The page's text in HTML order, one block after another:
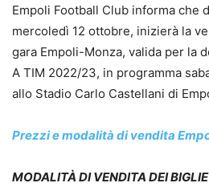
Empoli Football Club informa che
mercoledì 12 ottobre, inizierà la
gara Empoli-Monza, valida per la
A TIM 2022/23, in programma
allo Stadio Carlo Castellani di
Prezzi e modalità di vendita
MODALITÀ DI VENDITA DEI